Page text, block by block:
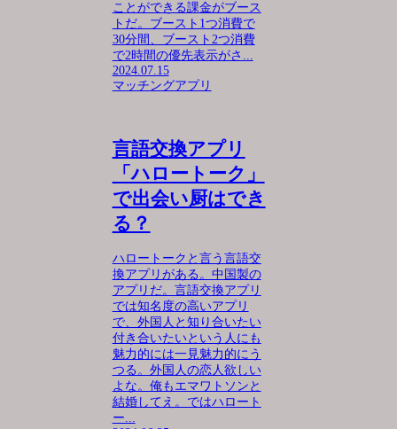
ことができる課金がブース
トだ。ブースト1つ消費で
30分間、ブースト2つ消費
で2時間の優先表示がさ...
2024.07.15
マッチングアプリ
言語交換アプリ
「ハロートーク」
で出会い厨はでき
る？
ハロートークと言う言語交
換アプリがある。中国製の
アプリだ。言語交換アプリ
では知名度の高いアプリ
で、外国人と知り合いたい
付き合いたいという人にも
魅力的には一見魅力的にう
つる。外国人の恋人欲しい
よな。俺もエマワトソンと
結婚してえ。ではハロート
ー...